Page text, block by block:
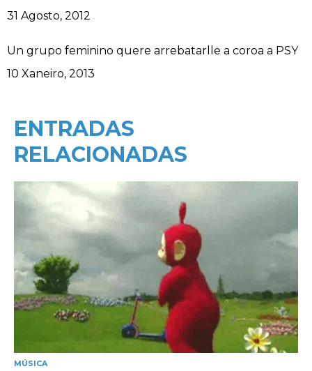
Data
31 Agosto, 2012
Un grupo feminino quere arrebatarlle a coroa a PSY
Data
10 Xaneiro, 2013
ENTRADAS
RELACIONADAS
MÚSICA